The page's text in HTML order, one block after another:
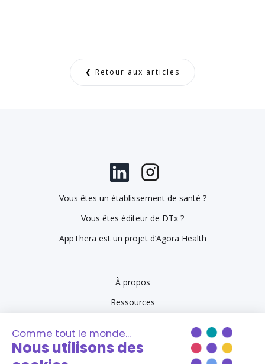
❮ Retour aux articles
Vous êtes un établissement de santé ?
Vous êtes éditeur de DTx ?
AppThera est un projet d’Agora Health
À propos
Ressources